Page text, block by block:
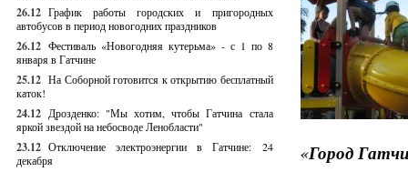
26.12 График работы городских и пригородных
автобусов в период новогодних праздников
26.12 Фестиваль «Новогодняя кутерьма» - с 1 по 8
января в Гатчине
25.12 На Соборной готовится к открытию бесплатный
каток!
24.12 Дрозденко: "Мы хотим, чтобы Гатчина стала
яркой звездой на небосводе Ленобласти"
23.12 Отключение электроэнергии в Гатчине: 24
декабря
«Город